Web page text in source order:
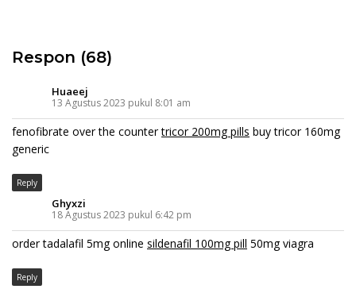
Respon (68)
Huaeej
13 Agustus 2023 pukul 8:01 am
fenofibrate over the countertricor 200mg pills buy tricor 160mg
generic
Reply
Ghyxzi
18 Agustus 2023 pukul 6:42 pm
order tadalafil 5mg online sildenafil 100mg pill 50mg viagra
Reply